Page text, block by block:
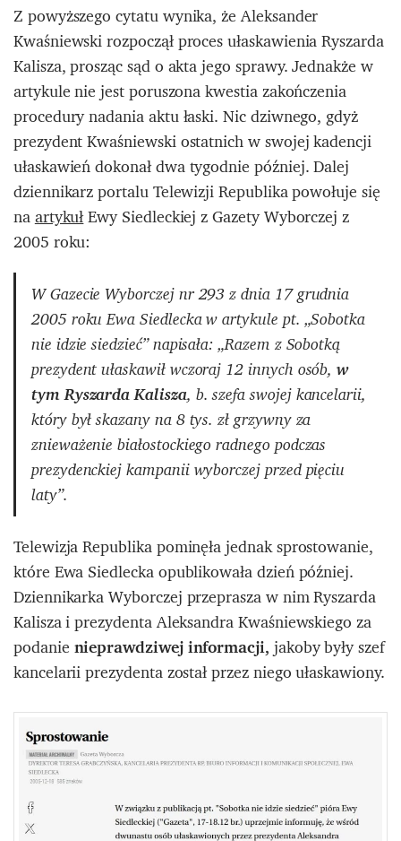
Z powyższego cytatu wynika, że Aleksander
Kwaśniewski rozpoczął proces ułaskawienia Ryszarda
Kalisza, prosząc sąd o akta jego sprawy. Jednakże w
artykule nie jest poruszona kwestia zakończenia
procedury nadania aktu łaski. Nic dziwnego, gdyż
prezydent Kwaśniewski ostatnich w swojej kadencji
ułaskawień dokonał dwa tygodnie później. Dalej
dziennikarz portalu Telewizji Republika powołuje się
naartykułEwy Siedleckiej z Gazety Wyborczej z
2005 roku:
W Gazecie Wyborczej nr 293 z dnia 17 grudnia
2005 roku Ewa Siedlecka w artykule pt. „Sobotka
nie idzie siedzieć” napisała:„Razem z Sobotką
prezydent ułaskawił wczoraj 12 innych osób,w
tym Ryszarda Kalisza, b. szefa swojej kancelarii,
który był skazany na 8 tys. zł grzywny za
znieważenie białostockiego radnego podczas
prezydenckiej kampanii wyborczej przed pięciu
laty”.
Telewizja Republika pominęła jednak sprostowanie,
które Ewa Siedlecka opublikowała dzień później.
Dziennikarka Wyborczej przeprasza w nim Ryszarda
Kalisza i prezydenta Aleksandra Kwaśniewskiego za
podanienieprawdziwej informacji,jakoby były szef
kancelarii prezydenta został przez niego ułaskawiony.